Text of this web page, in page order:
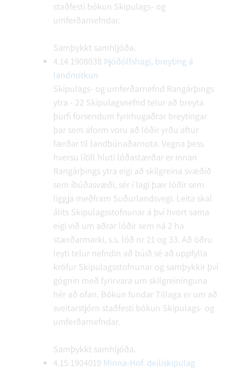
staðfesti bókun Skipulags- og
umferðarnefndar.
Samþykkt samhljóða.
4.14 1908038 Þjóðólfshagi, breyting á
landnotkun
Skipulags- og umferðarnefnd Rangárþings
ytra - 22 Skipulagsnefnd telur að breyta
þurfi forsendum fyrirhugaðrar breytingar
þar sem áform voru að lóðir yrðu aftur
færðar til landbúnaðarnota. Vegna þess
hversu lítill hluti lóðastærðar er innan
Rangárþings ytra eigi að skilgreina svæðið
sem íbúðasvæði, sér í lagi þær lóðir sem
liggja meðfram Suðurlandsvegi. Leita skal
álits Skipulagsstofnunar á því hvort sama
eigi við um aðrar lóðir sem ná 2 ha
stærðarmarki, s.s. lóð nr 21 og 33. Að öðru
leyti telur nefndin að búið sé að uppfylla
kröfur Skipulagsstofnunar og samþykkir því
gögnin með fyrirvara um skilgreininguna
hér að ofan. Bókun fundar Tillaga er um að
sveitarstjórn staðfesti bókun Skipulags- og
umferðarnefndar.
Samþykkt samhljóða.
4.15 1904019 Minna-Hof. deiliskipulag